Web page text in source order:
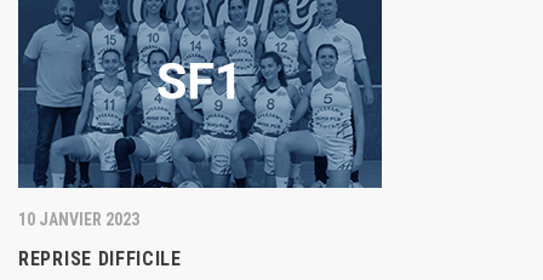
10 JANVIER 2023
REPRISE DIFFICILE